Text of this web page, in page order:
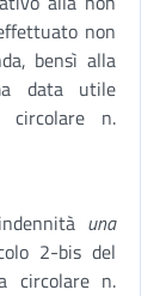
non
bensì alla
data utile
circolare n.
una
2-bis del
circolare n.